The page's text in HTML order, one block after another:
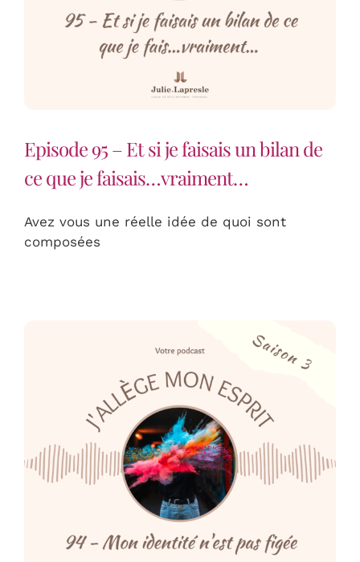
Episode 95 – Et si je faisais un bilan de
ce que je faisais…vraiment…
Avez vous une réelle idée de quoi sont
composées